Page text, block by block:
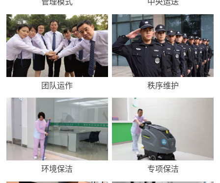
团队运作 秩序维护
环境保洁 专项保洁